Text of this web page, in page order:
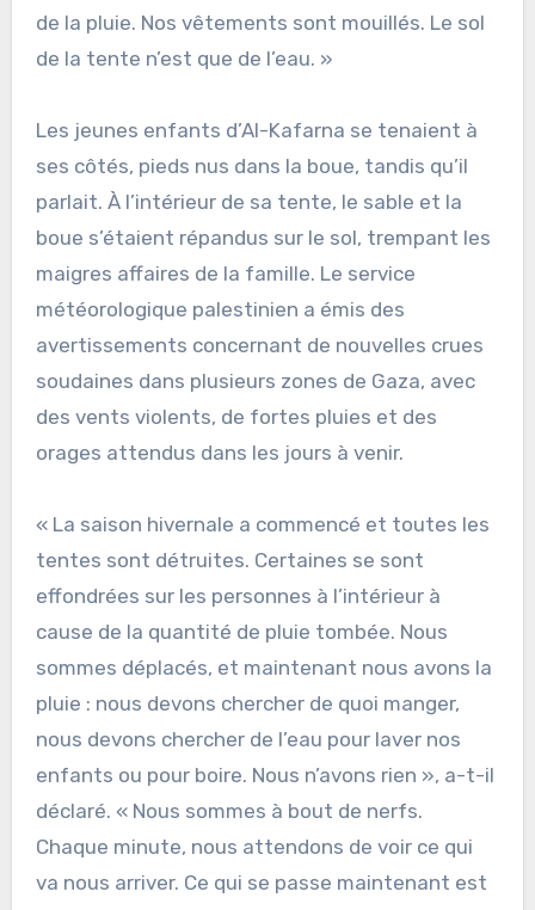
de la pluie. Nos vêtements sont mouillés. Le sol
de la tente n’est que de l’eau. »
Les jeunes enfants d’Al-Kafarna se tenaient à
ses côtés, pieds nus dans la boue, tandis qu’il
parlait. À l’intérieur de sa tente, le sable et la
boue s’étaient répandus sur le sol, trempant les
maigres affaires de la famille. Le service
météorologique palestinien a émis des
avertissements concernant de nouvelles crues
soudaines dans plusieurs zones de Gaza, avec
des vents violents, de fortes pluies et des
orages attendus dans les jours à venir.
« La saison hivernale a commencé et toutes les
tentes sont détruites. Certaines se sont
effondrées sur les personnes à l’intérieur à
cause de la quantité de pluie tombée. Nous
sommes déplacés, et maintenant nous avons la
pluie : nous devons chercher de quoi manger,
nous devons chercher de l’eau pour laver nos
enfants ou pour boire. Nous n’avons rien », a-t-il
déclaré. « Nous sommes à bout de nerfs.
Chaque minute, nous attendons de voir ce qui
va nous arriver. Ce qui se passe maintenant est